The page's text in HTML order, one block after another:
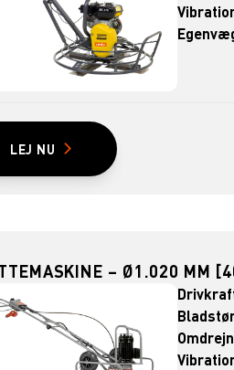
LEJ NU
– Ø1.020 MM